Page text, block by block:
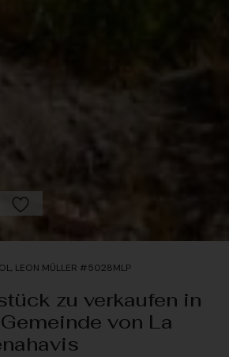
LEON MÜLLER #5028MLP
zu verkaufen in
von La